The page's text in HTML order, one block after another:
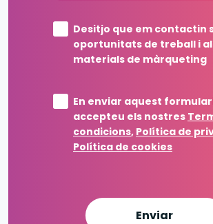
Desitjo que em contactin
oportunitats de treball i
materials de màrqueting
En enviar aquest
accepteu els nostres
condicions, Política de
Política de cookies
Enviar